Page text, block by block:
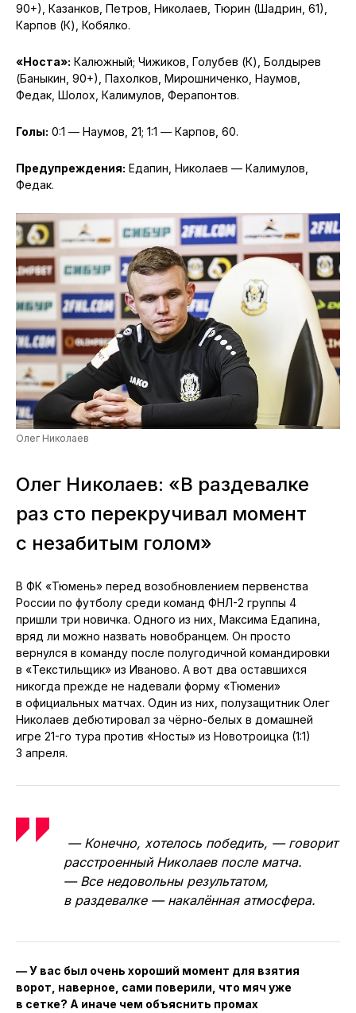
90+), Казанков, Петров, Николаев, Тюрин (Шадрин, 61),
Карпов (К), Кобялко.
«Носта»: Калюжный; Чижиков, Голубев (К), Болдырев
(Баныкин, 90+), Пахолков, Мирошниченко, Наумов,
Федак, Шолох, Калимулов, Ферапонтов.
Голы: 0:1 — Наумов, 21; 1:1 — Карпов, 60.
Предупреждения: Едапин, Николаев — Калимулов,
Федак.
Олег Николаев
Олег Николаев: «В раздевалке
раз сто перекручивал момент
с незабитым голом»
В ФК «Тюмень» перед возобновлением первенства
России по футболу среди команд ФНЛ-2 группы 4
пришли три новичка. Одного из них, Максима Едапина,
вряд ли можно назвать новобранцем. Он просто
вернулся в команду после полугодичной командировки
в «Текстильщик» из Иваново. А вот два оставшихся
никогда прежде не надевали форму «Тюмени»
в официальных матчах. Один из них, полузащитник Олег
Николаев дебютировал за чёрно-белых в домашней
игре 21-го тура против «Носты» из Новотроицка (1:1)
3 апреля.
— Конечно, хотелось победить, — говорит
расстроенный Николаев после матча.
— Все недовольны результатом,
в раздевалке — накалённая атмосфера.
— У вас был очень хороший момент для взятия
ворот, наверное, сами поверили, что мяч уже
в сетке? А иначе чем объяснить промах